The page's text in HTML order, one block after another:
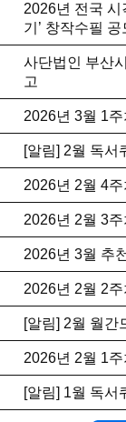
2026년 전국 시
기’ 창작수필
사단법인 부산
고
2026년 3월 1
[알림] 2월 독서
2026년 2월 4
2026년 2월 3
2026년 3월 추
2026년 2월 2
[알림] 2월 월간
2026년 2월 1
[알림] 1월 독서